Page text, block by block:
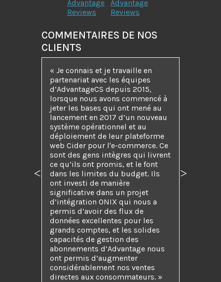
Advantage
Reviews
Advantage
Reviews
COMMENTAIRES DE NOS
CLIENTS
« Je connais et je travaille en
partenariat avec les équipes
d’AdvantageCS depuis 2015,
lorsque nous avons commencé à
jeter les bases qui ont mené au
lancement en 2017 d’un nouveau
système opérationnel et au
déploiement de leur plateforme
web Cider pour l'e-commerce. Ce
sont des gens intègres qui livrent
ce qu’ils ont promis, et le font
dans les limites du budget. Ils
ont investi de manière
significative dans un projet
d’intégration ONIX qui nous a
permis d’avoir des flux de
données excellentes pour les
grands comptes, et les solides
capacités de gestion des
abonnements d’Advantage nous
ont permis d’augmenter
considérablement nos ventes
directes aux consommateurs. »
Précédent Suivant